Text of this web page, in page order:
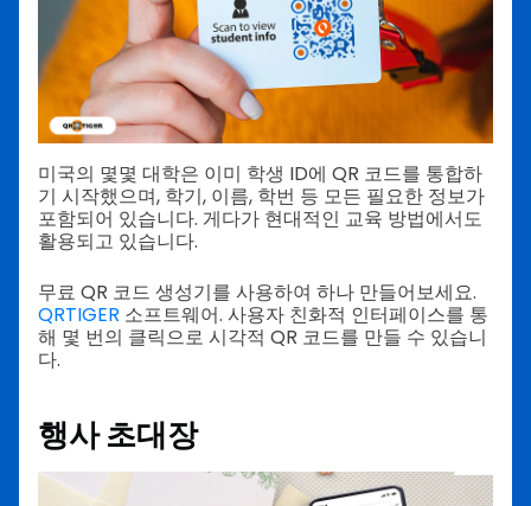
미국의 몇몇 대학은 이미 학생 ID에 QR 코드를 통합하
기 시작했으며, 학기, 이름, 학번 등 모든 필요한 정보가
포함되어 있습니다. 게다가 현대적인 교육 방법에서도
활용되고 있습니다.
무료 QR 코드 생성기를 사용하여 하나 만들어보세요.
QRTIGER 소프트웨어. 사용자 친화적 인터페이스를 통
해 몇 번의 클릭으로 시각적 QR 코드를 만들 수 있습니
다.
행사 초대장